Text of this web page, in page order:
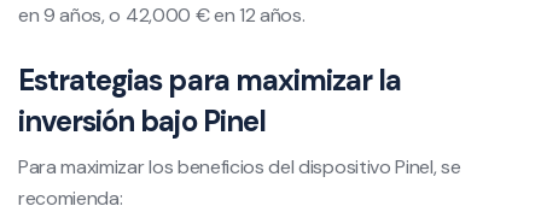
en 9 años, o 42,000 € en 12 años.
Estrategias para maximizar la
inversión bajo Pinel
Para maximizar los beneficios del dispositivo Pinel, se
recomienda: